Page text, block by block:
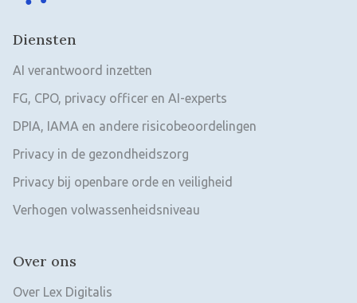
Diensten
AI verantwoord inzetten
FG, CPO, privacy officer en AI-experts
DPIA, IAMA en andere risicobeoordelingen
Privacy in de gezondheidszorg
Privacy bij openbare orde en veiligheid
Verhogen volwassenheidsniveau
Over ons
Over Lex Digitalis